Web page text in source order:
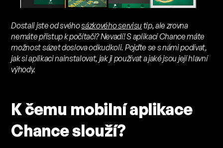
Dostali jste od svéhosázkového servisu tip, ale zrovna
nemáte přístup k počítači? Nevadí! S aplikací Chance máte
možnost sázet doslova odkudkoli. Pojďte se s námi podívat,
jak si aplikaci nainstalovat, jak ji používat a jaké jsou její hlavní
výhody.
K čemu mobilní aplikace
Chance slouží?